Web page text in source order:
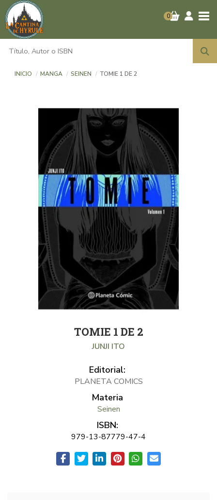
0
INICIO MANGA SEINEN TOMIE 1 DE 2
TOMIE 1 DE 2
JUNJI ITO
Editorial:
PLANETA COMICS
Materia
Seinen
ISBN:
979-13-87779-47-4